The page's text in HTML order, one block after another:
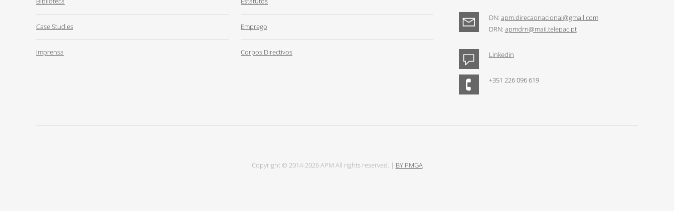
Case Studies
Imprensa
Emprego
Corpos Directivos
DN: apm.direcaonacional@gmail.com
DRN: apmdrn@mail.telepac.pt
Linkedin
+351 226 096 619
Copyright © 2014-2026 APM All rights reserved. | BY PMGA